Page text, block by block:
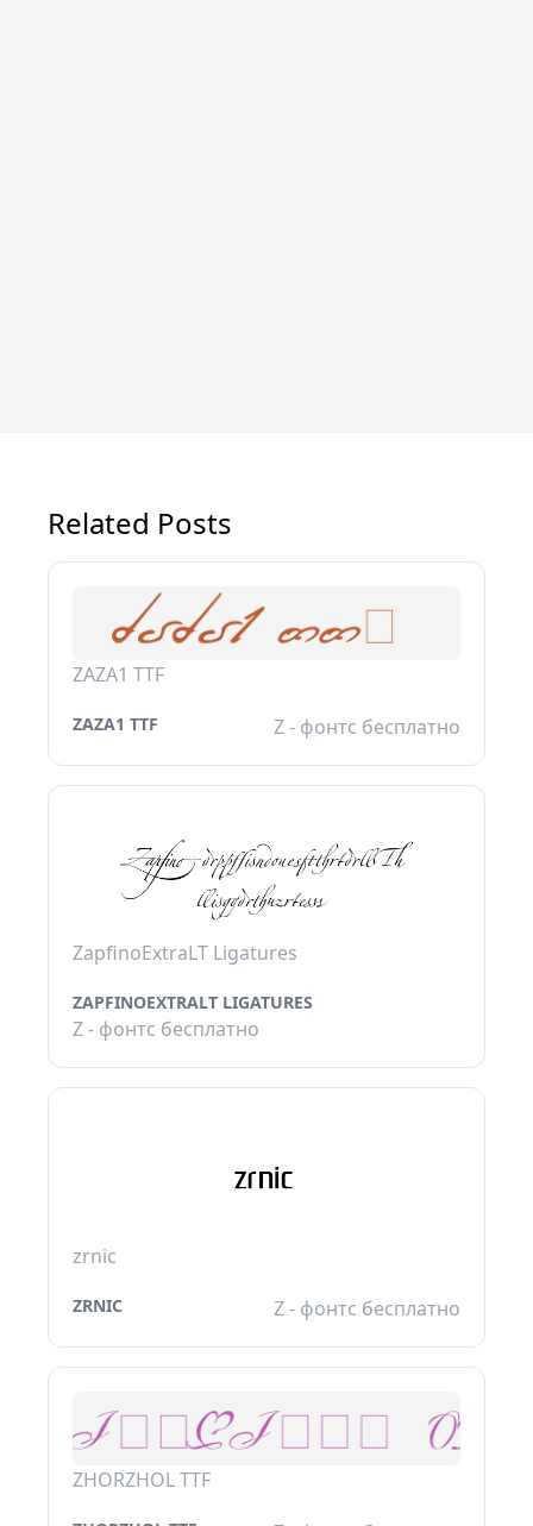
Related Posts
ZAZA1 TTF
ZAZA1 TTF Z - фонтс бесплатно
ZapfinoExtraLT Ligatures
ZAPFINOEXTRALT LIGATURES
Z - фонтс бесплатно
zrnic
ZRNIC Z - фонтс бесплатно
ZHORZHOL TTF